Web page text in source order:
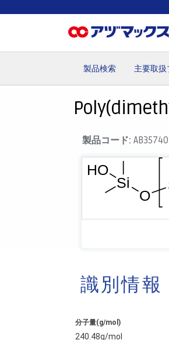
製品検索 主要取扱
製品コード:
識別情報
分子量(g/mol)
240.48g/mol